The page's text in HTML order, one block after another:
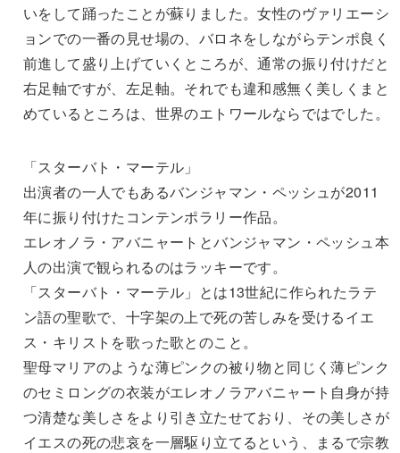
いをして踊ったことが蘇りました。女性のヴァリエーシ
ョンでの一番の見せ場の、バロネをしながらテンポ良く
前進して盛り上げていくところが、通常の振り付けだと
右足軸ですが、左足軸。それでも違和感無く美しくまと
めているところは、世界のエトワールならではでした。
「スターバト・マーテル」
出演者の一人でもあるバンジャマン・ペッシュが2011
年に振り付けたコンテンポラリー作品。
エレオノラ・アバニャートとバンジャマン・ペッシュ本
人の出演で観られるのはラッキーです。
「スターバト・マーテル」とは13世紀に作られたラテ
ン語の聖歌で、十字架の上で死の苦しみを受けるイエ
ス・キリストを歌った歌とのこと。
聖母マリアのような薄ピンクの被り物と同じく薄ピンク
のセミロングの衣装がエレオノラアバニャート自身が持
つ清楚な美しさをより引き立たせており、その美しさが
イエスの死の悲哀を一層駆り立てるという、まるで宗教